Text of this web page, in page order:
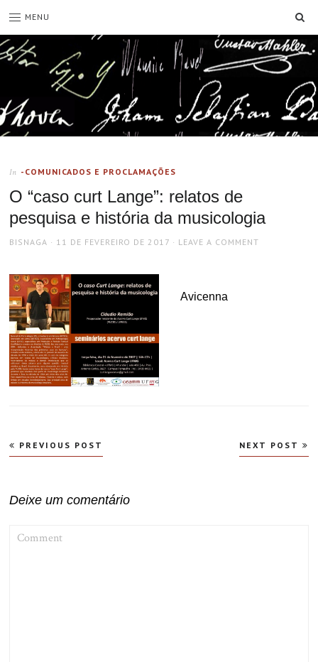
MENU
In -COMUNICADOS E PROCLAMAÇÕES
O “caso curt Lange”: relatos de
pesquisa e história da musicologia
AUTHOR
BISNAGA
POSTED
11 DE FEVEREIRO DE 2017 LEAVE A COMMENT
Avicenna
Navegação
de
PREVIOUS POST NEXT POST
Deixe um comentário